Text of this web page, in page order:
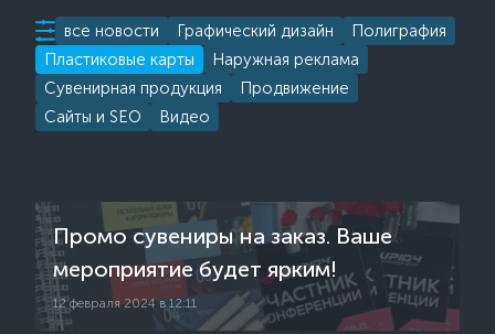
все новости Графический дизайн
Полиграфия
Пластиковые карты
Наружная реклама
Сувенирная продукция
Продвижение
Сайты и SEO
Видео
Промо сувениры на заказ. Ваше
мероприятие будет ярким!
12 февраля 2024 в 12:11